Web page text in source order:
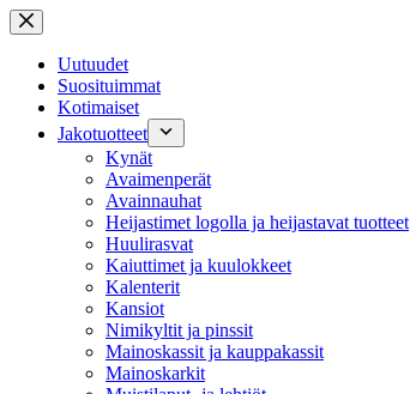
Skip
to
contentUutuudet
Suosituimmat
Kotimaiset
Jakotuotteet
Kynät
Avaimenperät
Avainnauhat
Heijastimet logolla ja heijastavat tuotteet
Huulirasvat
Kaiuttimet ja kuulokkeet
Kalenterit
Kansiot
Nimikyltit ja pinssit
Mainoskassit ja kauppakassit
Mainoskarkit